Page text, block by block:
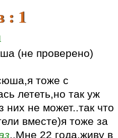
: 1
(не проверено)
тоже с
лететь,но так уж
не может..так что
вместе)я тоже за
..Мне 22 года,живу в